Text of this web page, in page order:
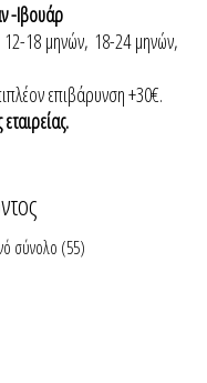
-Ιβουάρ
18 μηνών, 18-24 μηνών,
επιβάρυνση +30€.
σύνολο (55)